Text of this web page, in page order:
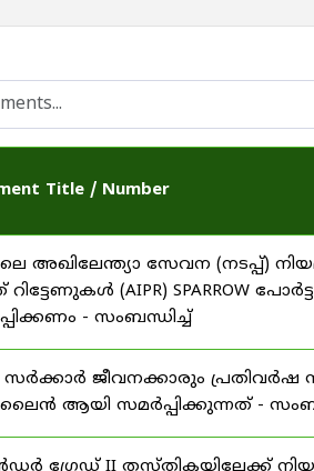
Title / Number
ലെ അഖിലേന്ത്യാ സേവന (നടപ്പ്)
റിട്ടേണുകൾ (AIPR) SPARROW
- സംബന്ധിച്ച്
സർക്കാർ ജീവനക്കാരും പ്രതിവർഷ
ആയി സമർപ്പിക്കുന്നത് -